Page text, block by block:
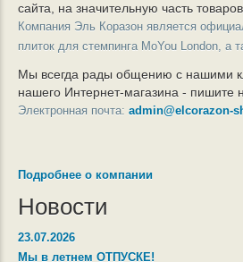
сайта, на значительную часть
Компания Эль Коразон является
плиток для стемпинга MoYou London, а
Мы всегда рады общению с нашими
нашего Интернет-магазина -
Электронная почта: admin@elcorazon-
Подробнее о компании
Новости
23.07.2026
Мы в летнем ОТПУСКЕ!